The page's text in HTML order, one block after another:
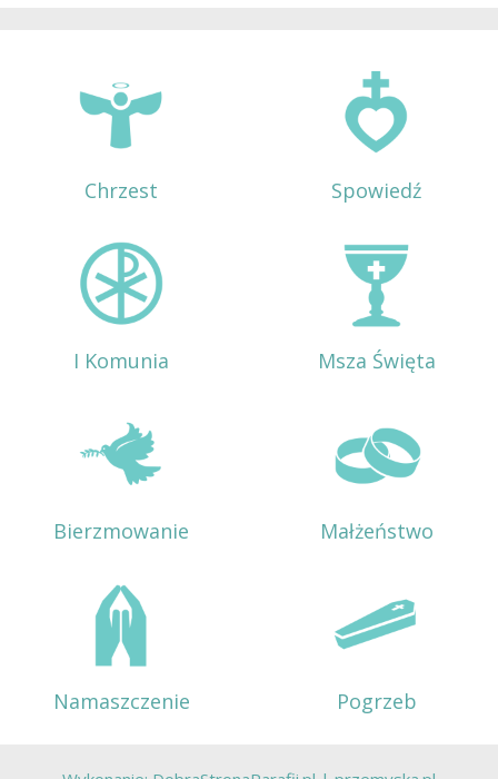
Chrzest Spowiedź
I Komunia Msza Święta
Bierzmowanie Małżeństwo
Namaszczenie Pogrzeb